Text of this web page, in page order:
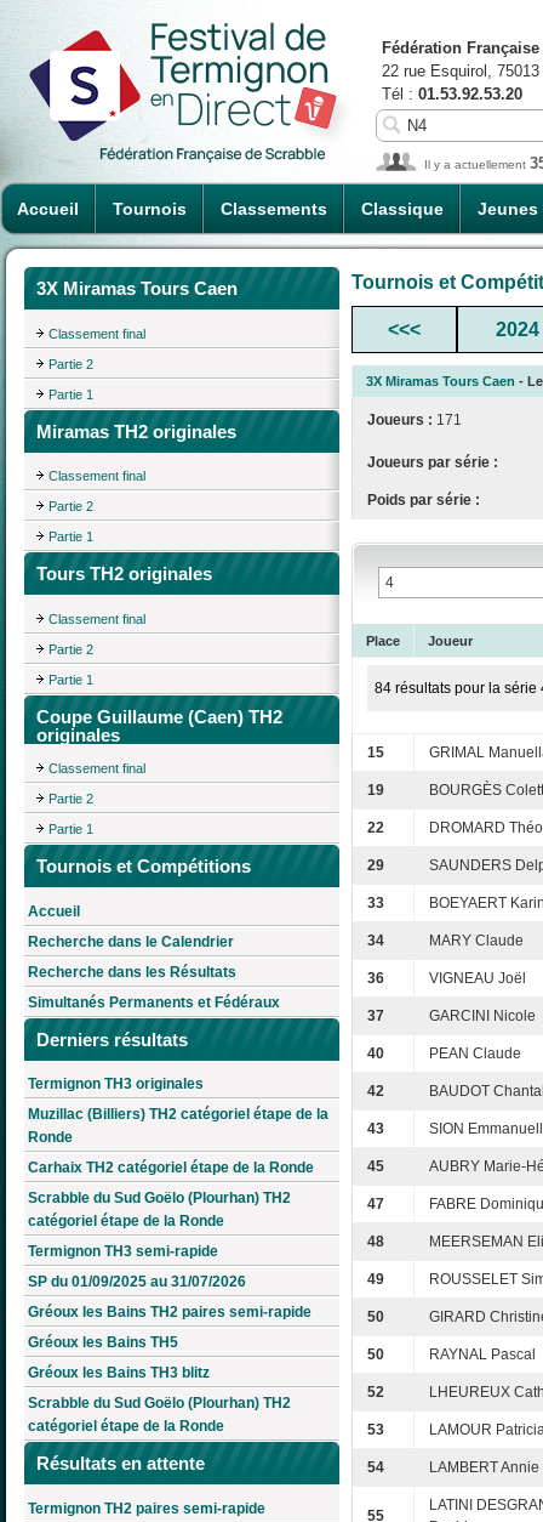
Accueil Tournois Classements Classique Jeunes
Fédération
22 rue Esquirol,
Tél : 01.53.92.53.20
Il y a actuellement
3X Miramas Tours Caen
Classement final
Partie 2
Partie 1
Miramas TH2 originales
Classement final
Partie 2
Partie 1
Tours TH2 originales
Classement final
Partie 2
Partie 1
Coupe Guillaume (Caen) TH2
originales
Classement final
Partie 2
Partie 1
Tournois et Compétitions
Accueil
Recherche dans le Calendrier
Recherche dans les Résultats
Simultanés Permanents et Fédéraux
Derniers résultats
Termignon TH3 originales
Muzillac (Billiers) TH2 catégoriel étape de la
Ronde
Carhaix TH2 catégoriel étape de la Ronde
Scrabble du Sud Goëlo (Plourhan) TH2
catégoriel étape de la Ronde
Termignon TH3 semi-rapide
SP du 01/09/2025 au 31/07/2026
Gréoux les Bains TH2 paires semi-rapide
Gréoux les Bains TH5
Gréoux les Bains TH3 blitz
Scrabble du Sud Goëlo (Plourhan) TH2
catégoriel étape de la Ronde
Résultats en attente
Termignon TH2 paires semi-rapide
Tournois et
<<< 2024
3X Miramas Tours Caen -
Joueurs : 171
Joueurs par série :
Poids par série :
Place Joueur
84 résultats pour la série
15 GRIMAL
19 BOURGÈS
22 DROMARD Théo
29 SAUNDERS
33 BOEYAERT
34 MARY Claude
36 VIGNEAU Joël
37 GARCINI Nicole
40 PEAN Claude
42 BAUDOT
43 SION
45 AUBRY Marie-
47 FABRE
48 MEERSEMAN
49 ROUSSELET
50 GIRARD
50 RAYNAL Pascal
52 LHEUREUX
53 LAMOUR
54 LAMBERT Annie
55
LATINI